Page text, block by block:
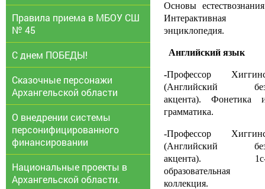
Правила приема в МБОУ СШ
№ 45
С днем ПОБЕДЫ!
Сказочные персонажи
Архангельской области
О внедрении системы
персонифицированного
финансировании
Национальные проекты в
Архангельской области.
Основы
Интерактивная
энциклопедия.
Английский язык
-Профессор
(Английский
акцента). Фонетика
грамматика.
-Профессор
(Английский
акцента).
образовательная
коллекция.